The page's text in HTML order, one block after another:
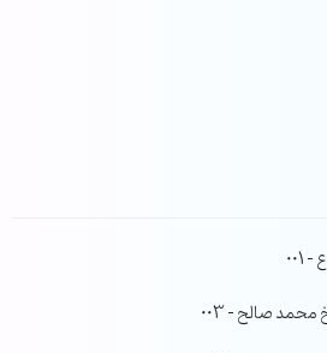
صالح – 003